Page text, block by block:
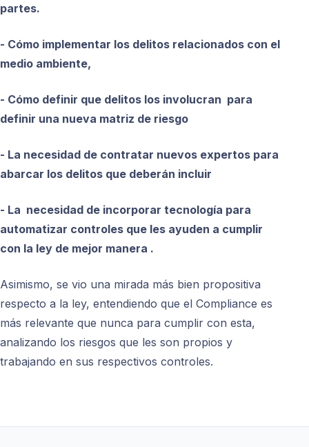
partes.
- Cómo implementar los delitos relacionados con el
medio ambiente,
- Cómo definir que delitos los involucran para
definir una nueva matriz de riesgo
- La necesidad de contratar nuevos expertos para
abarcar los delitos que deberán incluir
- La necesidad de incorporar tecnología para
automatizar controles que les ayuden a cumplir
con la ley de mejor manera .
Asimismo, se vio una mirada más bien propositiva
respecto a la ley, entendiendo que el Compliance es
más relevante que nunca para cumplir con esta,
analizando los riesgos que les son propios y
trabajando en sus respectivos controles.